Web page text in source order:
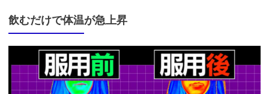
飲むだけで体温が急上昇
https://fam-
ad.com/ad/p/r?
_site=77933&_article=17259